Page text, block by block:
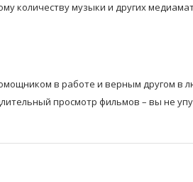
количеству музыки и других
в работе и верным другом в
просмотр фильмов – вы не